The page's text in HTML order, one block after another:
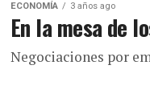
ECONOMÍA 3 años ago
En la mesa de
Negociaciones por